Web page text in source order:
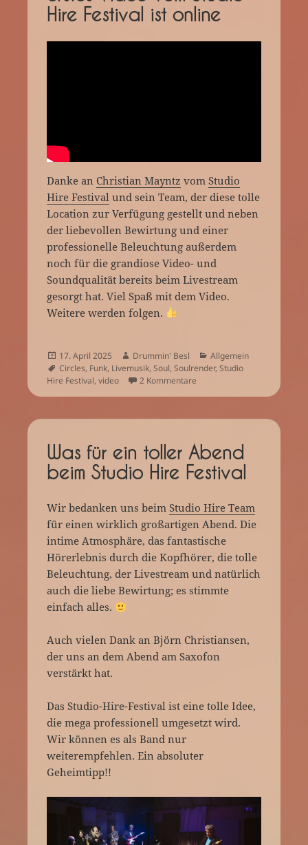
Hire Festival ist online
Danke an Christian Mayntz vomStudio
Hire Festival und sein Team, der diese tolle
Location zur Verfügung gestellt und neben
der liebevollen Bewirtung und einer
professionelle Beleuchtung außerdem
noch für die grandiose Video- und
Soundqualität bereits beim Livestream
gesorgt hat. Viel Spaß mit dem Video.
Weitere werden folgen.
Veröffentlicht
am
17. April 2025 Autor
Drummin' Besl Kategorien
Allgemein
Schlagwörter
Circles, Funk, Livemusik,Soul,Soulrender,Studio
Hire Festival,video 2 Kommentare
Was für ein toller Abend
beim Studio Hire Festival
Wir bedanken uns beimStudio Hire Team
für einen wirklich großartigen Abend. Die
intime Atmosphäre, das fantastische
Hörerlebnis durch die Kopfhörer, die tolle
Beleuchtung, der Livestream und natürlich
auch die liebe Bewirtung; es stimmte
einfach alles.
Auch vielen Dank an Björn Christiansen,
der uns an dem Abend am Saxofon
verstärkt hat.
Das Studio-Hire-Festival ist eine tolle Idee,
die mega professionell umgesetzt wird.
Wir können es als Band nur
weiterempfehlen. Ein absoluter
Geheimtipp!!